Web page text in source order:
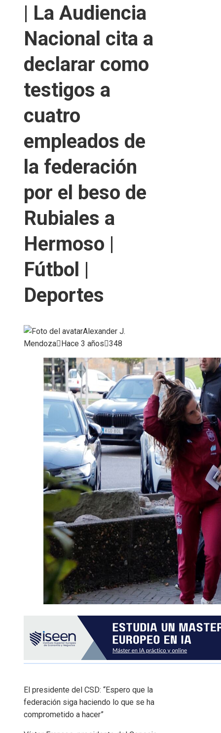
| La Audiencia
Nacional cita a
declarar como
testigos a
cuatro
empleados de
la federación
por el beso de
Rubiales a
Hermoso |
Fútbol |
Deportes
Alexander J.
Mendoza Hace 3 años 348
El presidente del CSD: “Espero que la
federación siga haciendo lo que se ha
comprometido a hacer”